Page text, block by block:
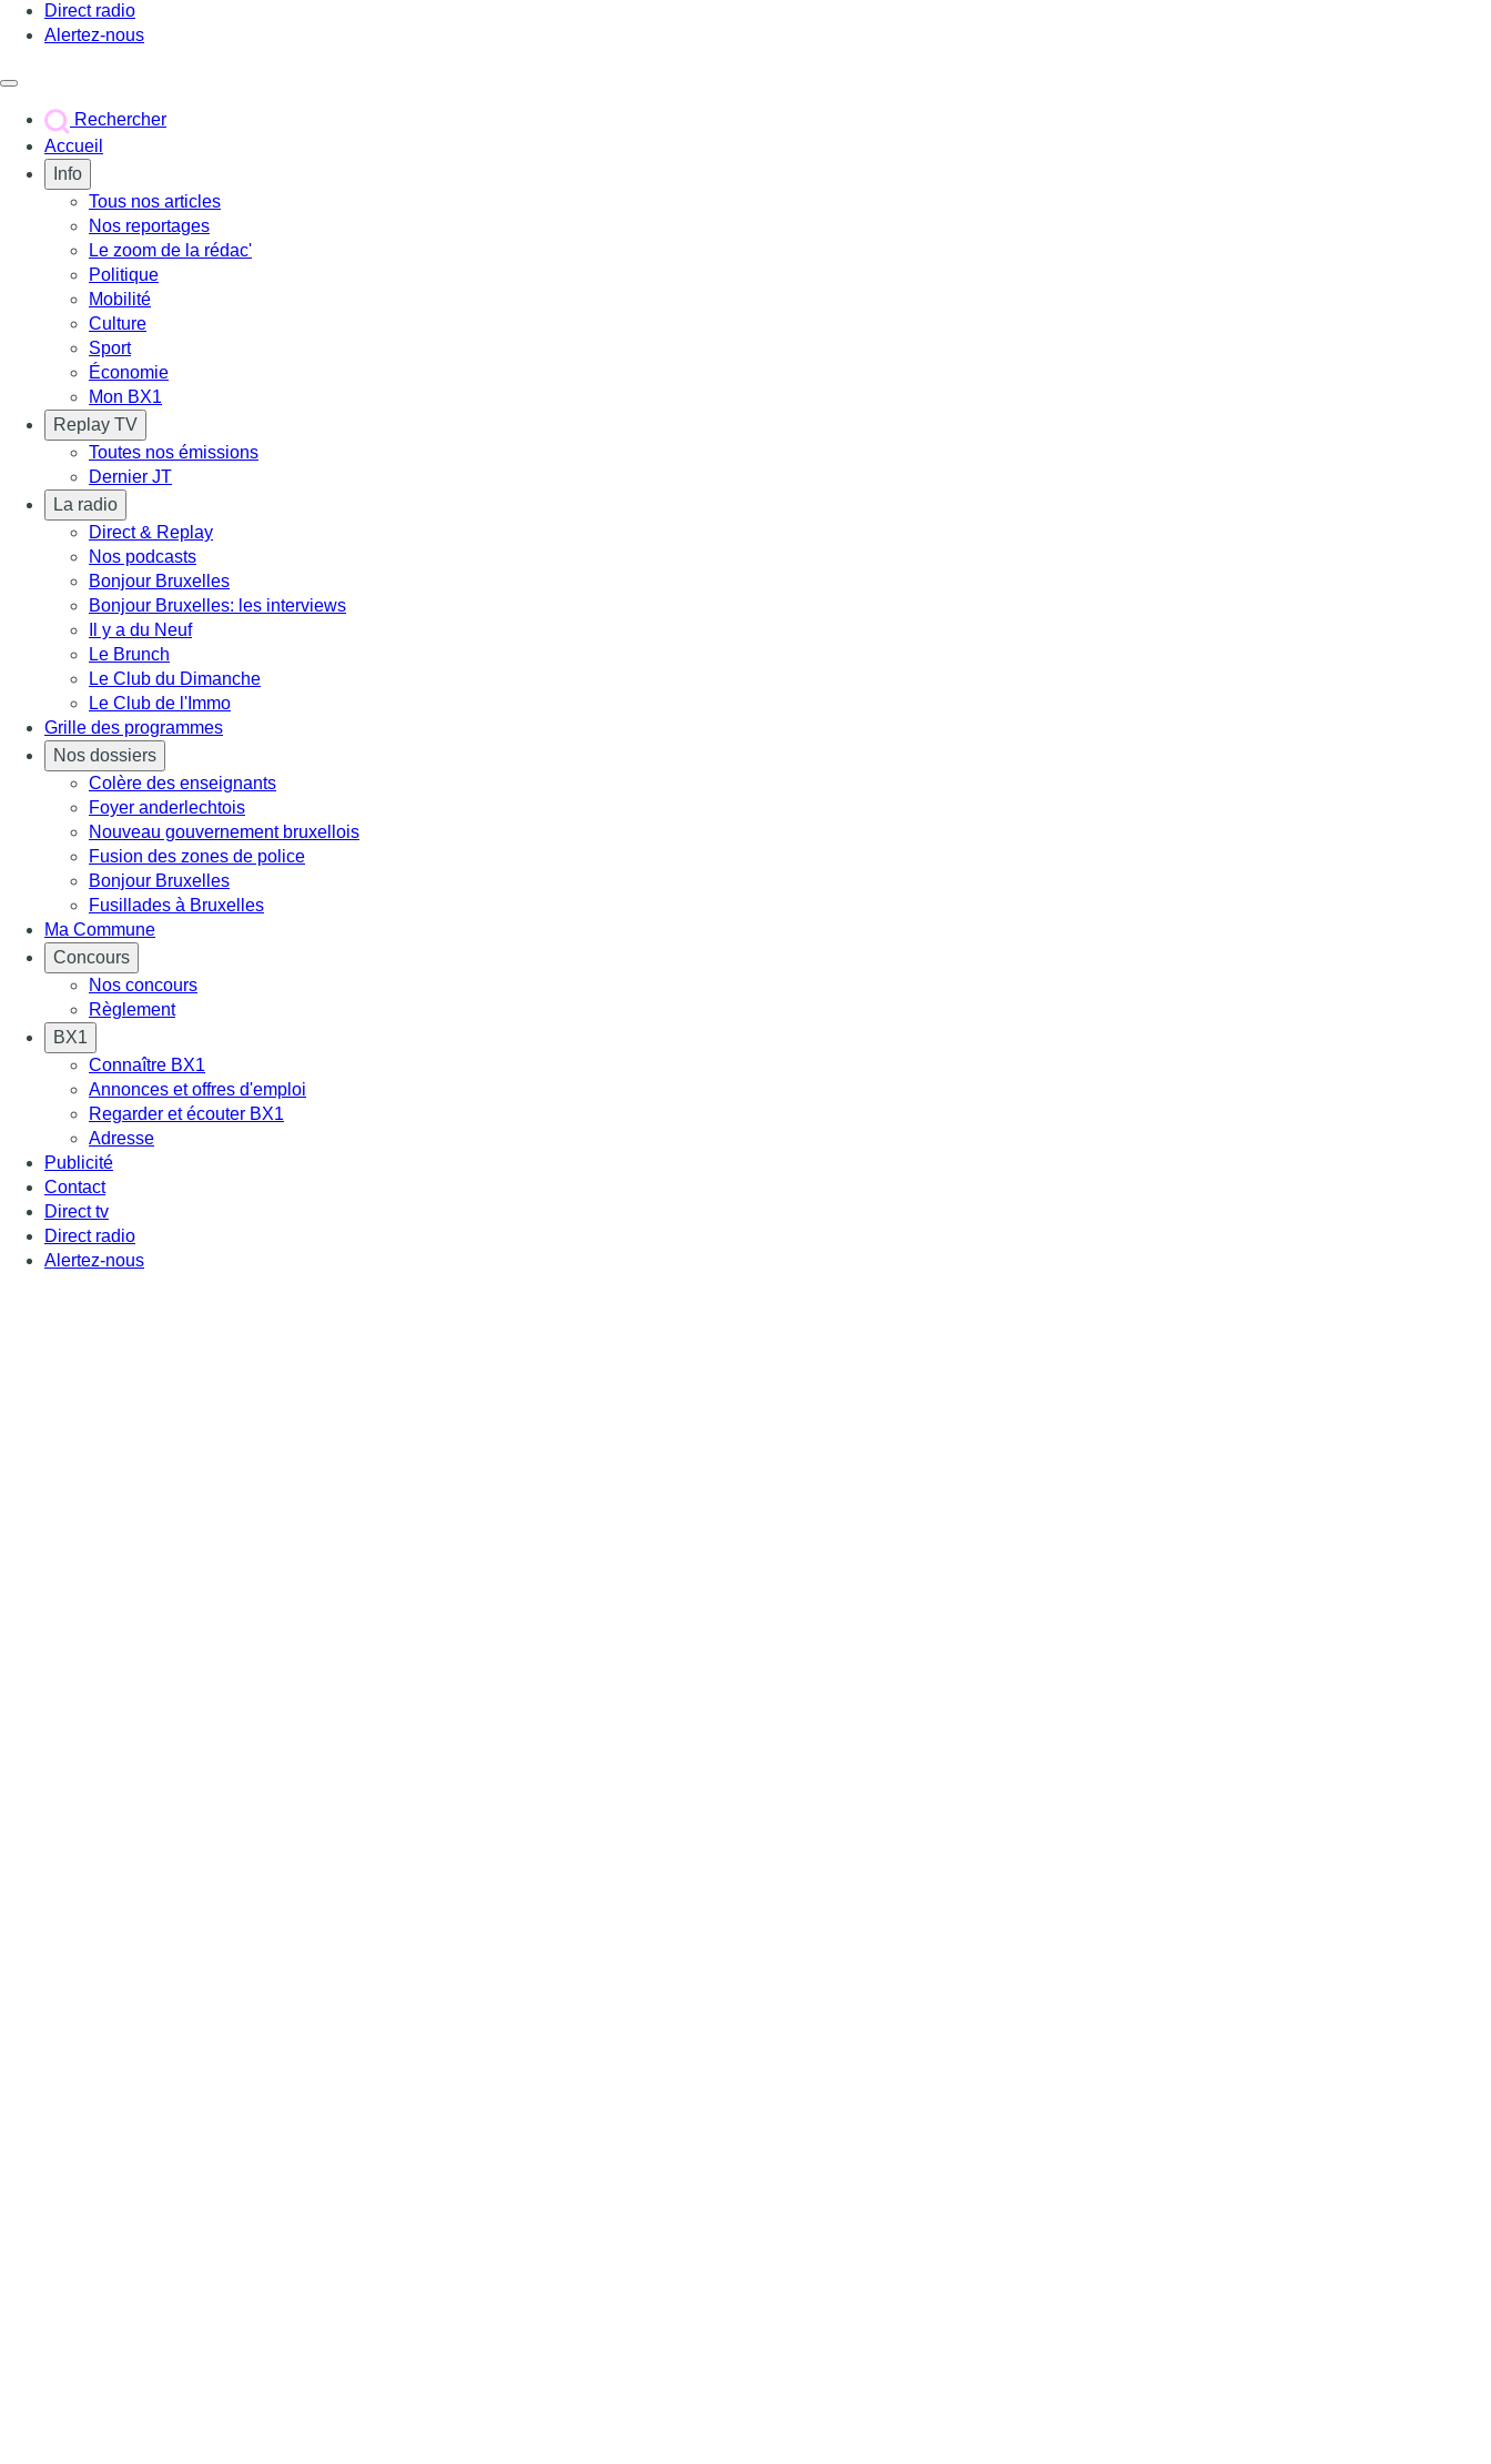
Direct radio
Alertez-nous
Rechercher
Accueil
Info
Tous nos articles
Nos reportages
Le zoom de la rédac'
Politique
Mobilité
Culture
Sport
Économie
Mon BX1
Replay TV
Toutes nos émissions
Dernier JT
La radio
Direct & Replay
Nos podcasts
Bonjour Bruxelles
Bonjour Bruxelles: les interviews
Il y a du Neuf
Le Brunch
Le Club du Dimanche
Le Club de l'Immo
Grille des programmes
Nos dossiers
Colère des enseignants
Foyer anderlechtois
Nouveau gouvernement bruxellois
Fusion des zones de police
Bonjour Bruxelles
Fusillades à Bruxelles
Ma Commune
Concours
Nos concours
Règlement
BX1
Connaître BX1
Annonces et offres d'emploi
Regarder et écouter BX1
Adresse
Publicité
Contact
Direct tv
Direct radio
Alertez-nous